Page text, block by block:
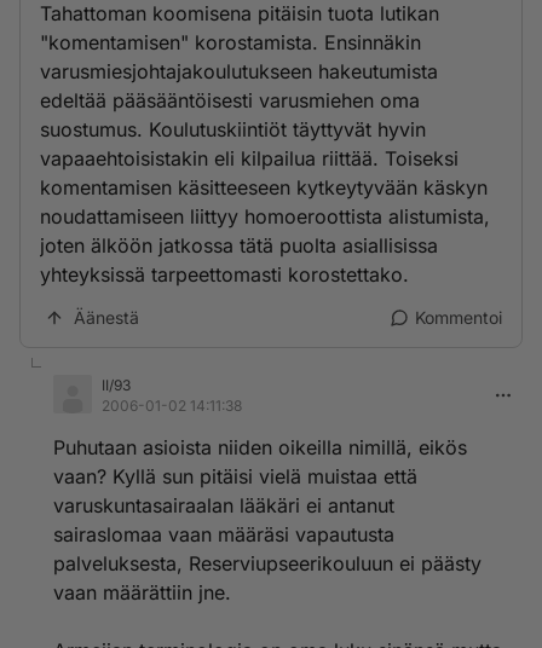
Tahattoman koomisena pitäisin tuota lutikan
"komentamisen" korostamista. Ensinnäkin
varusmiesjohtajakoulutukseen hakeutumista
edeltää pääsääntöisesti varusmiehen oma
suostumus. Koulutuskiintiöt täyttyvät hyvin
vapaaehtoisistakin eli kilpailua riittää. Toiseksi
komentamisen käsitteeseen kytkeytyvään käskyn
noudattamiseen liittyy homoeroottista alistumista,
joten älköön jatkossa tätä puolta asiallisissa
yhteyksissä tarpeettomasti korostettako.
Äänestä Kommentoi
II/93
2006-01-02 14:11:38
Puhutaan asioista niiden oikeilla nimillä, eikös
vaan? Kyllä sun pitäisi vielä muistaa että
varuskuntasairaalan lääkäri ei antanut
sairaslomaa vaan määräsi vapautusta
palveluksesta, Reserviupseerikouluun ei päästy
vaan määrättiin jne.